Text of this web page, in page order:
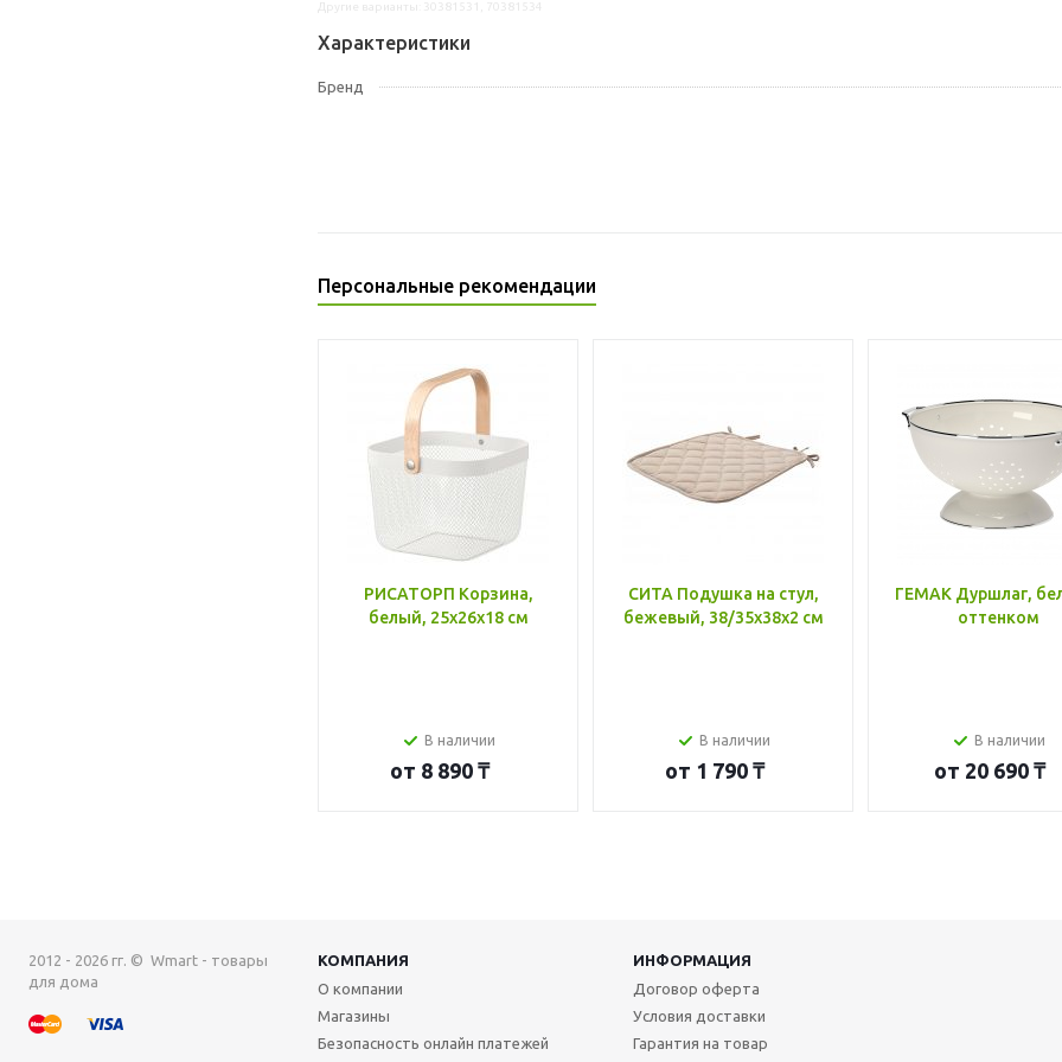
Характеристики
Бренд
Персональные рекомендации
РИСАТОРП Корзина,
белый, 25x26x18 см
В наличии
от 8 890 ₸
СИТА Подушка на стул,
бежевый, 38/35x38x2 см
В наличии
от 1 790 ₸
ГЕМАК Дуршлаг,
оттенком
В наличии
от 20 690 ₸
2012 - 2026 гг. © Wmart - товары
для дома
КОМПАНИЯ
ИНФОРМАЦИЯ
О компании
Магазины
Безопасность онлайн платежей
Договор оферта
Условия доставки
Гарантия на товар